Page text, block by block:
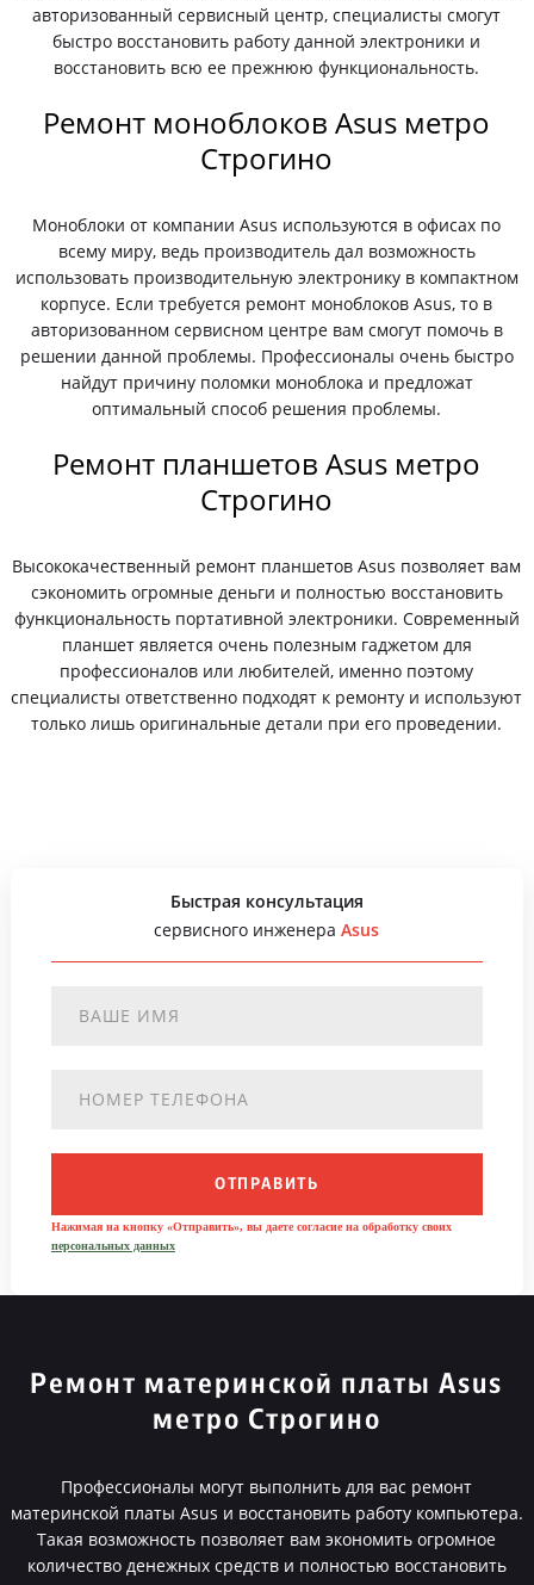
авторизованный сервисный центр, специалисты смогут
быстро восстановить работу данной электроники и
восстановить всю ее прежнюю функциональность.
Ремонт моноблоков Asus метро
Строгино
Моноблоки от компании Asus используются в офисах по
всему миру, ведь производитель дал возможность
использовать производительную электронику в компактном
корпусе. Если требуется ремонт моноблоков Asus, то в
авторизованном сервисном центре вам смогут помочь в
решении данной проблемы. Профессионалы очень быстро
найдут причину поломки моноблока и предложат
оптимальный способ решения проблемы.
Ремонт планшетов Asus метро
Строгино
Высококачественный ремонт планшетов Asus позволяет вам
сэкономить огромные деньги и полностью восстановить
функциональность портативной электроники. Современный
планшет является очень полезным гаджетом для
профессионалов или любителей, именно поэтому
специалисты ответственно подходят к ремонту и используют
только лишь оригинальные детали при его проведении.
Быстрая консультация
сервисного инженераAsus
ОТПРАВИТЬ
Нажимая на кнопку «Отправить», вы даете согласие на обработку своих
персональных данных
Ремонт материнской платы Asus
метро Строгино
Профессионалы могут выполнить для вас ремонт
материнской платы Asus и восстановить работу компьютера.
Такая возможность позволяет вам экономить огромное
количество денежных средств и полностью восстановить